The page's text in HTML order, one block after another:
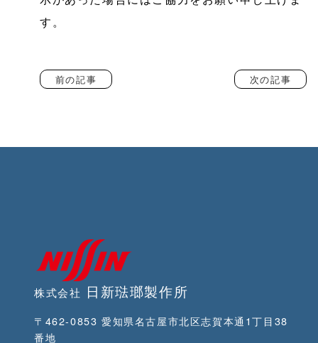
す。
前の記事 次の記事
株式会社 日新琺瑯製作所
〒462-0853 愛知県名古屋市北区志賀本通1丁目38
番地